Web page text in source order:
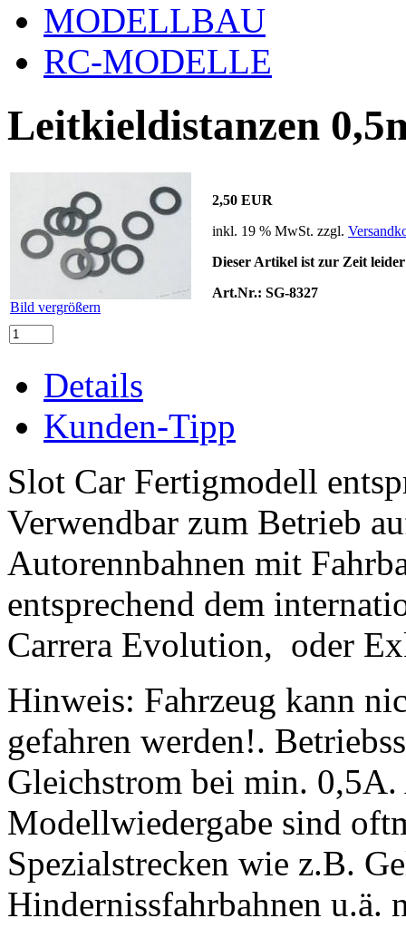
MODELLBAU
RC-MODELLE
Leitkieldistanzen
Bild vergrößern
2,50 EUR
inkl. 19 % MwSt. zzgl.
Dieser Artikel ist zur Zeit
Art.Nr.: SG-8327
Details
Kunden-Tipp
Slot Car Fertigmodell
Verwendbar zum Betrieb
Autorennbahnen mit
entsprechend dem
Carrera Evolution, oder
Hinweis: Fahrzeug kann
gefahren werden!.
Gleichstrom bei min.
Modellwiedergabe sind
Spezialstrecken wie z.B.
Hindernissfahrbahnen u.ä.